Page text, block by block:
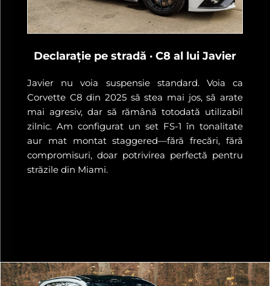
Declarație pe stradă · C8 al lui Javier
Javier nu voia suspensie standard. Voia ca
Corvette C8 din 2025 să stea mai jos, să arate
mai agresiv, dar să rămână totodată utilizabil
zilnic. Am configurat un set FS-1 în tonalitate
aur mat montat staggered—fără frecări, fără
compromisuri, doar potrivirea perfectă pentru
străzile din Miami.